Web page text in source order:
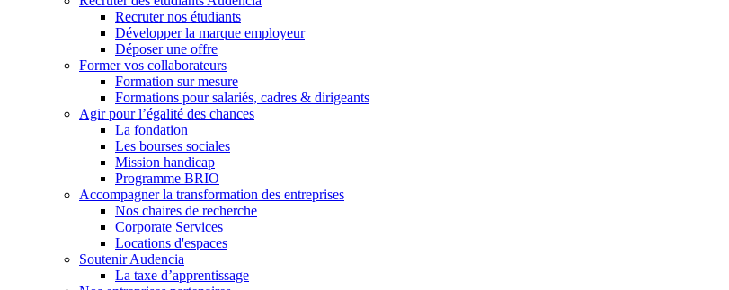
Recruter nos étudiants
Développer la marque employeur
Déposer une offre
Former vos collaborateurs
Formation sur mesure
Formations pour salariés, cadres & dirigeants
Agir pour l’égalité des chances
La fondation
Les bourses sociales
Mission handicap
Programme BRIO
Accompagner la transformation des entreprises
Nos chaires de recherche
Corporate Services
Locations d'espaces
Soutenir Audencia
La taxe d’apprentissage